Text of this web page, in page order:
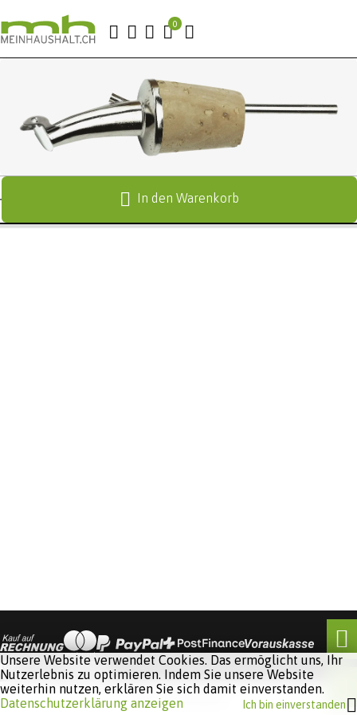
In den Warenkorb
Software:
Unsere Website verwendet Cookies. Das ermöglicht uns, Ihr
Nutzerlebnis zu optimieren. Indem Sie unsere Website
weiterhin nutzen, erklären Sie sich damit einverstanden.
Datenschutzerklärung anzeigen
Ich bin einverstanden